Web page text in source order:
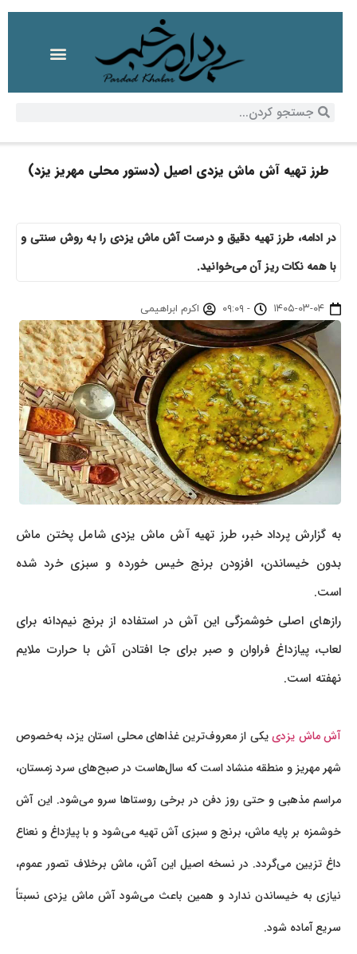
طرز تهیه آش ماش یزدی اصیل (دستور محلی مهریز یزد)
در ادامه، طرز تهیه دقیق و درست آش ماش یزدی را به روش سنتی و
با همه نکات ریز آن می‌خوانید.
۱۴۰۵-۰۳-۰۴ - ۰۹:۰۹ اکرم ابراهیمی
به گزارش پرداد خبر، طرز تهیه آش ماش یزدی شامل پختن ماش
بدون خیساندن، افزودن برنج خیس خورده و سبزی خرد شده
است.
رازهای اصلی خوشمزگی این آش در استفاده از برنج نیم‌دانه برای
لعاب، پیازداغ فراوان و صبر برای جا افتادن آش با حرارت ملایم
نهفته است.
آش ماش یزدییکی از معروف‌ترین غذاهای محلی استان یزد، به‌خصوص
شهر مهریز و منطقه منشاد است که سال‌هاست در صبح‌های سرد زمستان،
مراسم مذهبی و حتی روز دفن در برخی روستاها سرو می‌شود. این آش
خوشمزه بر پایه ماش، برنج و سبزی آش تهیه می‌شود و با پیازداغ و نعناع
داغ تزیین می‌گردد. در نسخه اصیل این آش، ماش برخلاف تصور عموم،
نیازی به خیساندن ندارد و همین باعث می‌شود آش ماش یزدی نسبتاً
سریع آماده شود.